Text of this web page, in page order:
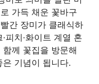
가득 채운 꽃바구
간 장미가 클래식하
피치·화이트 계열 혼
께 꽃집을 방문해
기념이 됩니다.